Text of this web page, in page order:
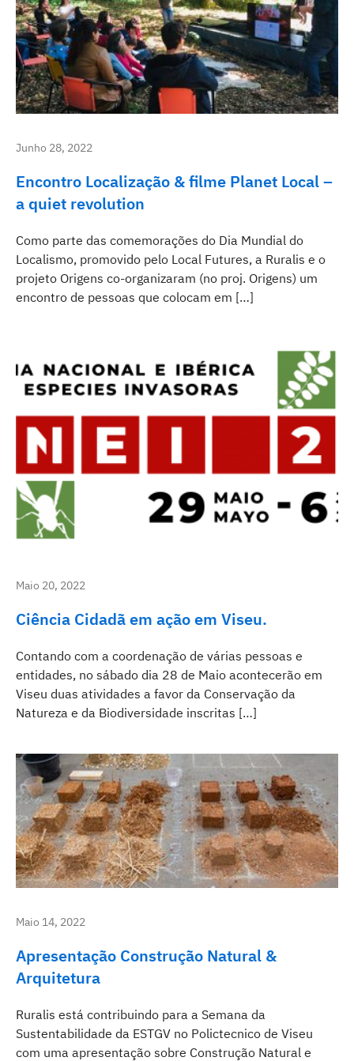
Junho 28, 2022
Encontro Localização & filme Planet Local –
a quiet revolution
Como parte das comemorações do Dia Mundial do
Localismo, promovido pelo Local Futures, a Ruralis e o
projeto Origens co-organizaram (no proj. Origens) um
encontro de pessoas que colocam em […]
Maio 20, 2022
Ciência Cidadã em ação em Viseu.
Contando com a coordenação de várias pessoas e
entidades, no sábado dia 28 de Maio acontecerão em
Viseu duas atividades a favor da Conservação da
Natureza e da Biodiversidade inscritas […]
Maio 14, 2022
Apresentação Construção Natural &
Arquitetura
Ruralis está contribuindo para a Semana da
Sustentabilidade da ESTGV no Polictecnico de Viseu
com uma apresentação sobre Construção Natural e